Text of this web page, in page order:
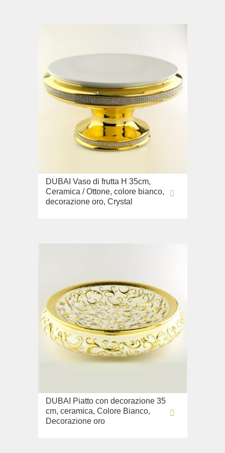
DUBAI Vaso di frutta H 35cm,
Ceramica / Ottone, colore bianco,
decorazione oro, Crystal
DUBAI Piatto con decorazione 35
cm, ceramica, Colore Bianco,
Decorazione oro